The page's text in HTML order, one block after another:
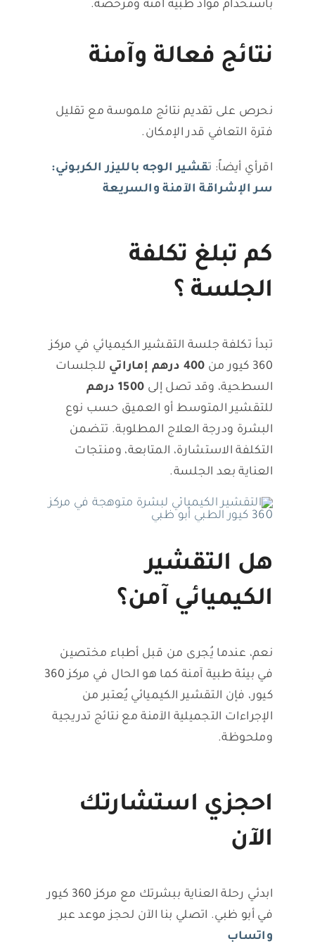
باستخدام مواد طبية آمنة ومرخصة.
نتائج فعالة وآمنة
نحرص على تقديم نتائج ملموسة مع تقليل
فترة التعافي قدر الإمكان.
اقرأي أيضاً: تقشير الوجه بالليزر الكربوني:
سر الإشراقة الآمنة والسريعة
كم تبلغ تكلفة
الجلسة ؟
تبدأ تكلفة جلسة التقشير الكيميائي في مركز
360 كيور من
400 درهم إماراتي
للجلسات
السطحية، وقد تصل إلى 1500 درهم
للتقشير المتوسط أو العميق حسب نوع
البشرة ودرجة العلاج المطلوبة. تتضمن
التكلفة الاستشارة، المتابعة، ومنتجات
العناية بعد الجلسة.
هل التقشير
الكيميائي آمن؟
نعم، عندما يُجرى من قبل أطباء مختصين
في بيئة طبية آمنة كما هو الحال في مركز 360
كيور، فإن التقشير الكيميائي يُعتبر من
الإجراءات التجميلية الآمنة مع نتائج تدريجية
وملحوظة.
احجزي استشارتك
الآن
ابدئي رحلة العناية ببشرتك مع مركز 360 كيور
في أبو ظبي. اتصلي بنا الآن لحجز موعد عبر
واتساب